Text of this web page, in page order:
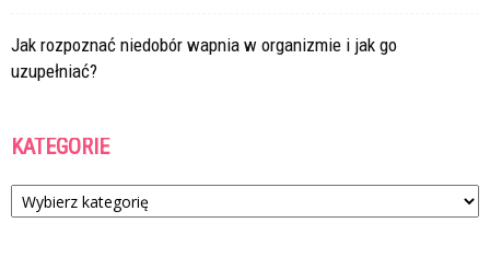
Jak rozpoznać niedobór wapnia w organizmie i jak go
uzupełniać?
KATEGORIE
Kategorie